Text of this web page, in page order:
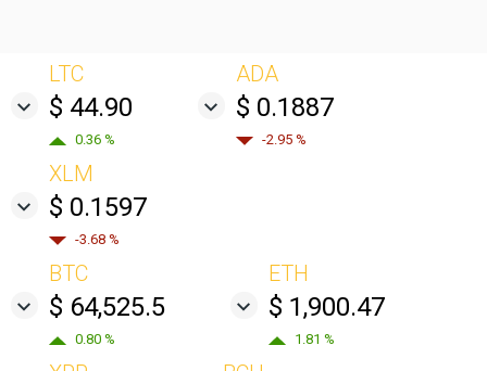
LTC
$ 44.90
0.36 %
ADA
$ 0.1887
-2.95 %
XLM
$ 0.1597
-3.68 %
BTC
$ 64,525.5
0.80 %
ETH
$ 1,900.47
1.81 %